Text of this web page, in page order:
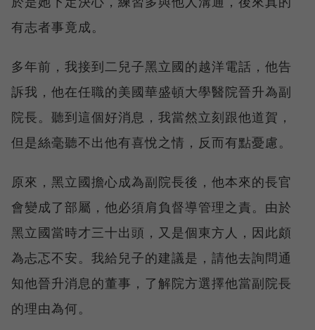
有志者事竟成。
多年前，我接到二兒子黑立國的越洋電話，他告
訴我，他在任職的美國華盛頓大學醫院晉升為副
院長。聽到這個好消息，我當然立刻跟他道賀，
但是絲毫聽不出他有喜悅之情，反而有點憂慮。
原來，黑立國擔心成為副院長後，他本來的長官
會變成了部屬，他必須肩負督導管理之責。由於
黑立國當時才三十出頭，又是個東方人，因此頗
為忐忑不安。我給兒子的建議是，請他去詢問通
知他晉升消息的董事，了解院方選擇他當副院長
的理由為何。